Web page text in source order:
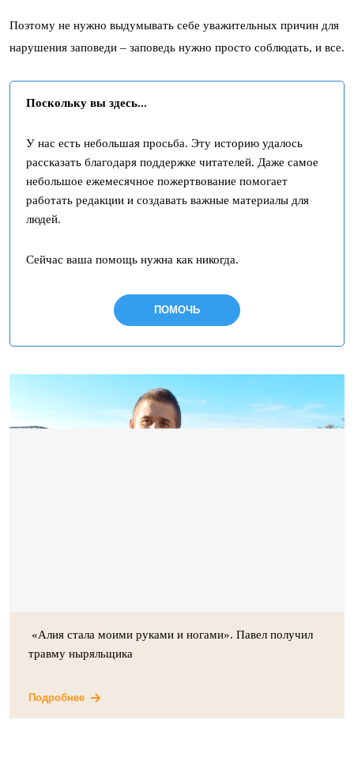
Поэтому не нужно выдумывать себе уважительных причин для
нарушения заповеди – заповедь нужно просто соблюдать, и все.
Поскольку вы здесь...
У нас есть небольшая просьба. Эту историю удалось
рассказать благодаря поддержке читателей. Даже самое
небольшое ежемесячное пожертвование помогает
работать редакции и создавать важные материалы для
людей.
Сейчас ваша помощь нужна как никогда.
ПОМОЧЬ
«Алия стала моими руками и ногами». Павел получил
травму ныряльщика
Подробнее